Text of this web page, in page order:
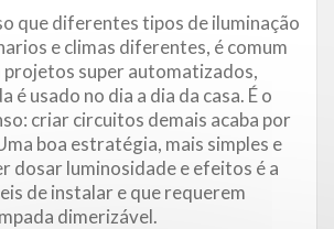
que diferentes tipos de iluminação
e climas diferentes, é comum
projetos super automatizados,
é usado no dia a dia da casa. É o
criar circuitos demais acaba por
boa estratégia, mais simples e
dosar luminosidade e efeitos é a
de instalar e que requerem
dimerizável.